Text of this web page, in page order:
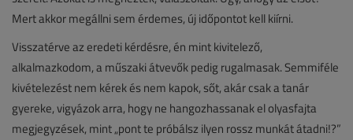
Mert akkor megállni sem érdemes, új időpontot kell kiírni.
Visszatérve az eredeti kérdésre, én mint kivitelező,
alkalmazkodom, a műszaki átvevők pedig rugalmasak. Semmiféle
kivételezést nem kérek és nem kapok, sőt, akár csak a tanár
gyereke, vigyázok arra, hogy ne hangozhassanak el olyasfajta
megjegyzések, mint „pont te próbálsz ilyen rossz munkát átadni!?”